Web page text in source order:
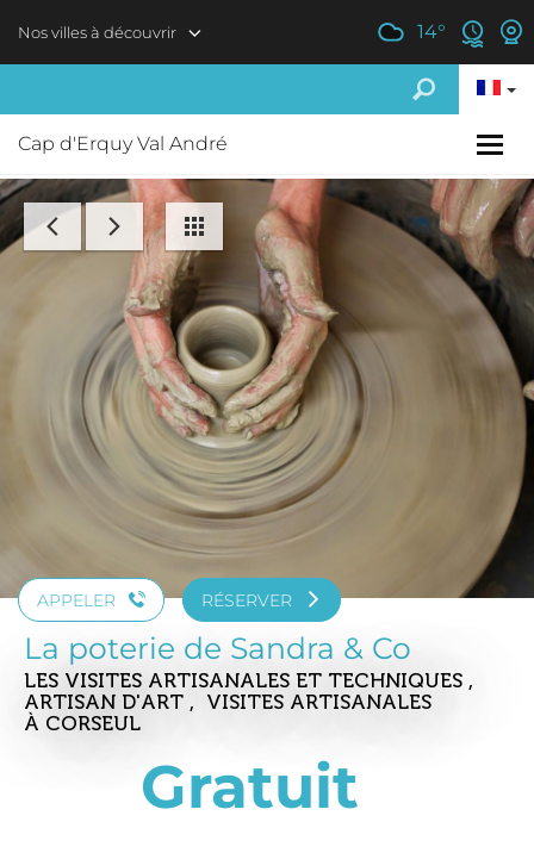
Nos villes à découvrir 14°
Cap d'Erquy Val André
APPELER RÉSERVER
La poterie de Sandra & Co
LES VISITES ARTISANALES ET TECHNIQUES ,
ARTISAN D'ART , VISITES ARTISANALES
À CORSEUL
Gratuit